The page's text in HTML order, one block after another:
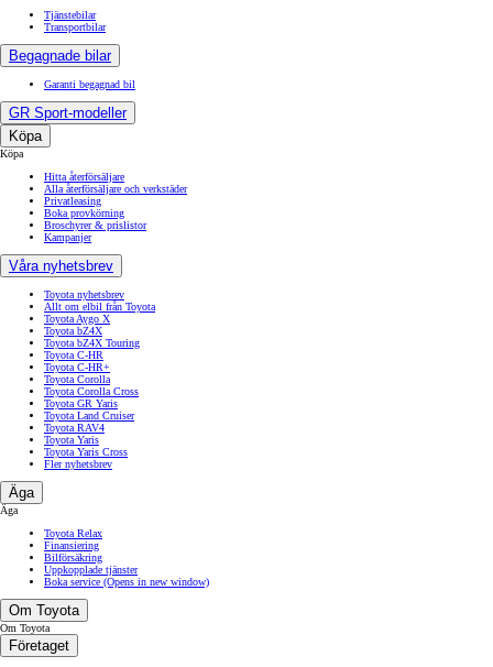
Tjänstebilar
Transportbilar
Begagnade bilar
Garanti begagnad bil
GR Sport-modeller
Köpa
Köpa
Hitta återförsäljare
Alla återförsäljare och verkstäder
Privatleasing
Boka provkörning
Broschyrer & prislistor
Kampanjer
Våra nyhetsbrev
Toyota nyhetsbrev
Allt om elbil från Toyota
Toyota Aygo X
Toyota bZ4X
Toyota bZ4X Touring
Toyota C-HR
Toyota C-HR+
Toyota Corolla
Toyota Corolla Cross
Toyota GR Yaris
Toyota Land Cruiser
Toyota RAV4
Toyota Yaris
Toyota Yaris Cross
Fler nyhetsbrev
Äga
Äga
Toyota Relax
Finansiering
Bilförsäkring
Uppkopplade tjänster
Boka service (Opens in new window)
Om Toyota
Om Toyota
Företaget